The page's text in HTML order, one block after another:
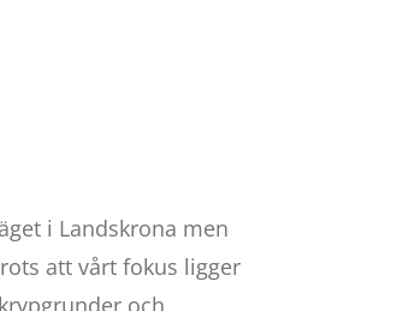
i Landskrona men
att vårt fokus ligger